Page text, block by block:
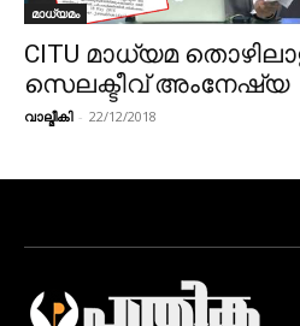
മാധ്യമം
CITU മാധ്യമ
സെലക്ടീവ് അംനേഷ്യ
വാല്മീകി - 22/12/2018